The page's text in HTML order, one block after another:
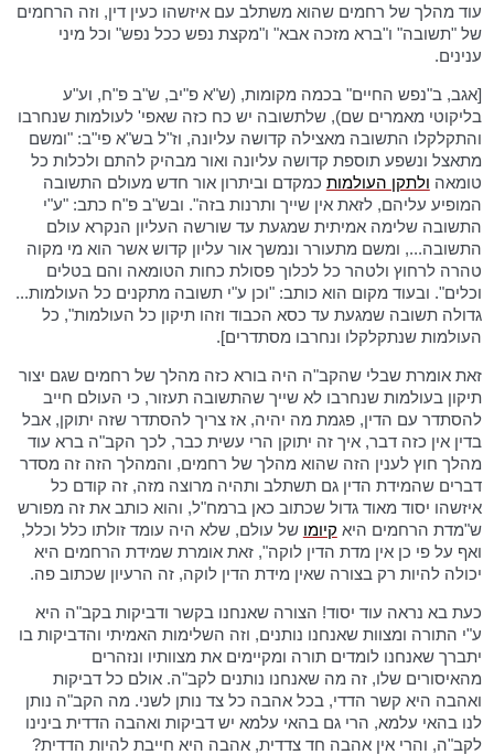
עוד מהלך של רחמים שהוא משתלב עם איזשהו כעין דין, וזה הרחמים
של "תשובה" ו"ברא מזכה אבא" ו"מקצת נפש ככל נפש" וכל מיני
ענינים.
[אגב, ב"נפש החיים" בכמה מקומות, (ש"א פ"יב, ש"ב פ"ח, וע"ע
בליקוטי מאמרים שם), שלתשובה יש כח כזה שאפי' לעולמות שנחרבו
והתקלקלו התשובה מאצילה קדושה עליונה, וז"ל בש"א פי"ב: "ומשם
מתאצל ונשפע תוספת קדושה עליונה ואור מבהיק להתם ולכלות כל
טומאה ולתקן העולמות כמקדם וביתרון אור חדש מעולם התשובה
המופיע עליהם, לזאת אין שייך ותרנות בזה". ובש"ב פ"ח כתב: "ע"י
התשובה שלימה אמיתית שמגעת עד שורשה העליון הנקרא עולם
התשובה..., ומשם מתעורר ונמשך אור עליון קדוש אשר הוא מי מקוה
טהרה לרחוץ ולטהר כל לכלוך פסולת כחות הטומאה והם בטלים
וכלים". ובעוד מקום הוא כותב: "וכן ע"י תשובה מתקנים כל העולמות...
גדולה תשובה שמגעת עד כסא הכבוד וזהו תיקון כל העולמות", כל
העולמות שנתקלקלו ונחרבו מסתדרים].
זאת אומרת שבלי שהקב"ה היה בורא כזה מהלך של רחמים שגם יצור
תיקון בעולמות שנחרבו לא שייך שהתשובה תעזור, כי העולם חייב
להסתדר עם הדין, פגמת מה יהיה, אז צריך להסתדר שזה יתוקן, אבל
בדין אין כזה דבר, איך זה יתוקן הרי עשית כבר, לכך הקב"ה ברא עוד
מהלך חוץ לענין הזה שהוא מהלך של רחמים, והמהלך הזה זה מסדר
דברים שהמידת הדין גם תשתלב ותהיה מרוצה מזה, זה קודם כל
איזשהו יסוד מאוד גדול שכתוב כאן ברמח"ל, והוא כותב את זה מפורש
ש"מדת הרחמים היא קיומו של עולם, שלא היה עומד זולתו כלל וכלל,
ואף על פי כן אין מדת הדין לוקה", זאת אומרת שמידת הרחמים היא
יכולה להיות רק בצורה שאין מידת הדין לוקה, זה הרעיון שכתוב פה.
כעת בא נראה עוד יסוד! הצורה שאנחנו בקשר ודביקות בקב"ה היא
ע"י התורה ומצוות שאנחנו נותנים, וזה השלימות האמיתי והדביקות בו
יתברך שאנחנו לומדים תורה ומקיימים את מצוותיו ונזהרים
מהאיסורים שלו, זה מה שאנחנו נותנים לקב"ה. אולם כל דביקות
ואהבה היא קשר הדדי, בכל אהבה כל צד נותן לשני. מה הקב"ה נותן
לנו בהאי עלמא, הרי גם בהאי עלמא יש דביקות ואהבה הדדית בינינו
לקב"ה, והרי אין אהבה חד צדדית, אהבה היא חייבת להיות הדדית?